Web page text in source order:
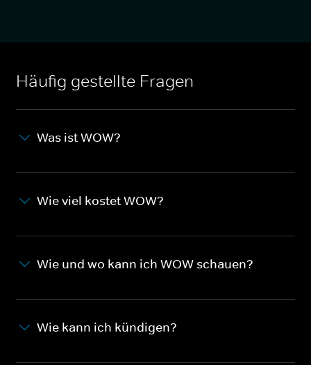
Häufig gestellte Fragen
Was ist WOW?
Wie viel kostet WOW?
Wie und wo kann ich WOW schauen?
Wie kann ich kündigen?